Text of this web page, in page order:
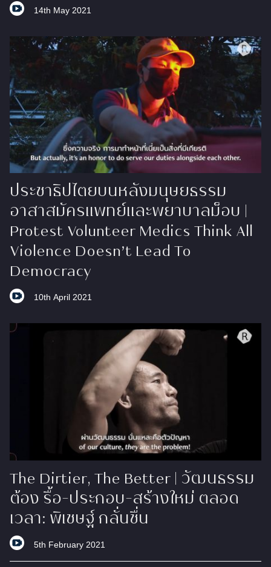
14th May 2021
ประชาธิปไตยบนหลังมนุษยธรรม
อาสาสมัครแพทย์และพยาบาลม็อบ |
Protest Volunteer Medics Think All
Violence Doesn’t Lead To
Democracy
10th April 2021
The Dirtier, The Better | วัฒนธรรม
ต้อง รื้อ-ประกอบ-สร้างใหม่ ตลอด
เวลา: พิเชษฐ์ กลั่นชื่น
5th February 2021